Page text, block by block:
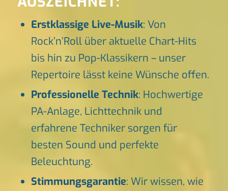
Erstklassige Live-Musik: Von
Rock’n’Roll über aktuelle Chart-Hits
bis hin zu Pop-Klassikern – unser
Repertoire lässt keine Wünsche offen.
Professionelle Technik: Hochwertige
PA-Anlage, Lichttechnik und
erfahrene Techniker sorgen für
besten Sound und perfekte
Beleuchtung.
Stimmungsgarantie: Wir wissen, wie